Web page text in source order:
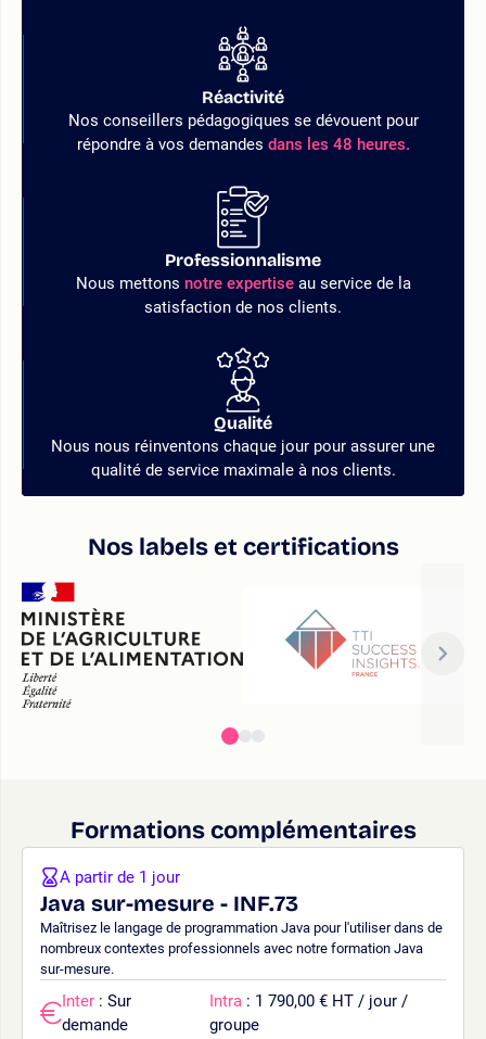
Réactivité
Nos conseillers pédagogiques se dévouent pour
répondre à vos demandes dans les 48 heures.
Professionnalisme
Nous mettons notre expertiseau service de la
satisfaction de nos clients.
Qualité
Nous nous réinventons chaque jour pour assurer une
qualité de service maximale à nos clients.
Nos labels et certifications
Formations complémentaires
Java sur-mesure - INF.73
Maîtrisez le langage de programmation Java pour l'utiliser dans de
nombreux contextes professionnels avec notre formation Java
sur-mesure.
A partir de 1 jour
Inter : Sur
demande
Intra : 1 790,00 € HT / jour /
groupe